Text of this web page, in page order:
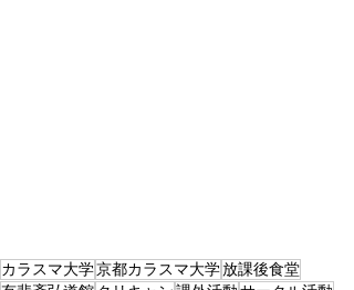
カラスマ大学京都カラスマ大学放課後食堂